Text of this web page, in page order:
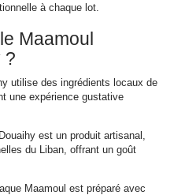
à chaque lot.
Maamoul
?
utilise des ingrédients locaux de
une expérience gustative
est un produit artisanal,
du Liban, offrant un goût
Maamoul est préparé avec